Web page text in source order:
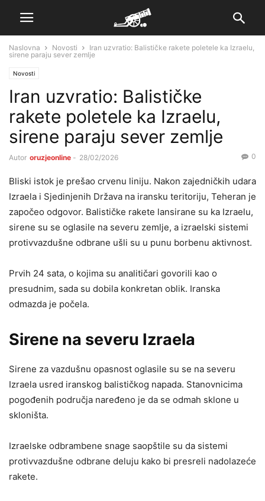
Naslovna Novosti
Iran uzvratio: Balističke rakete poletele ka Izraelu,
sirene paraju sever zemlje
Novosti
Iran uzvratio: Balističke
rakete poletele ka Izraelu,
sirene paraju sever zemlje
Autor oruzjeonline - 28/02/2026 0
Bliski istok je prešao crvenu liniju. Nakon zajedničkih udara
Izraela i Sjedinjenih Država na iransku teritoriju, Teheran je
započeo odgovor. Balističke rakete lansirane su ka Izraelu,
sirene su se oglasile na severu zemlje, a izraelski sistemi
protivvazdušne odbrane ušli su u punu borbenu aktivnost.
Prvih 24 sata, o kojima su analitičari govorili kao o
presudnim, sada su dobila konkretan oblik. Iranska
odmazda je počela.
Sirene na severu Izraela
Sirene za vazdušnu opasnost oglasile su se na severu
Izraela usred iranskog balističkog napada. Stanovnicima
pogođenih područja naređeno je da se odmah sklone u
skloništa.
Izraelske odbrambene snage saopštile su da sistemi
protivvazdušne odbrane deluju kako bi presreli nadolazeće
rakete.